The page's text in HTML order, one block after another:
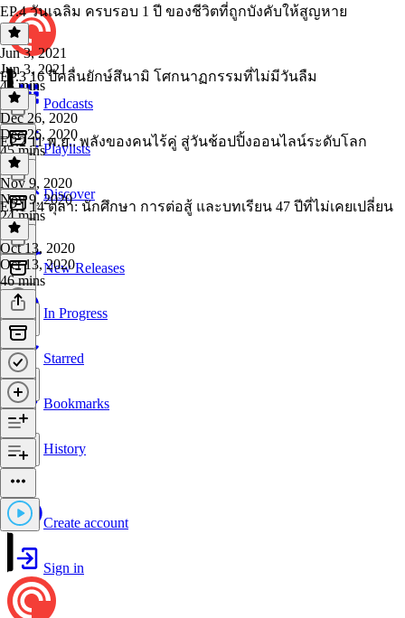
Podcasts
Playlists
Discover
New Releases
In Progress
Starred
Bookmarks
History
Create account
Sign in
EP.4 วันเฉลิม ครบรอบ 1 ปี ของชีวิตที่ถูกบังคับให้สูญหาย
Jun 3, 2021
Jun 3, 2021
43 mins
EP.3 16 ปีคลื่นยักษ์สึนามิ โศกนาฏกรรมที่ไม่มีวันลืม
Dec 26, 2020
Dec 26, 2020
45 mins
EP.2 11 พ.ย.: พลังของคนไร้คู่ สู่วันช้อปปิ้งออนไลน์ระดับโลก
Nov 9, 2020
Nov 9, 2020
24 mins
EP.1 14 ตุลา: นักศึกษา การต่อสู้ และบทเรียน 47 ปีที่ไม่เคยเปลี่ยน
Oct 13, 2020
Oct 13, 2020
46 mins